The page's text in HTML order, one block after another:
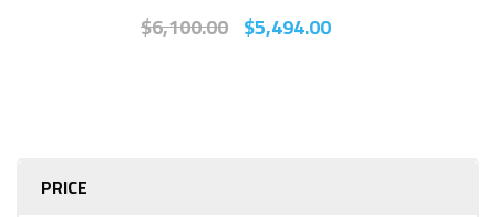
PRICE
$6,100.00 $5,494.00